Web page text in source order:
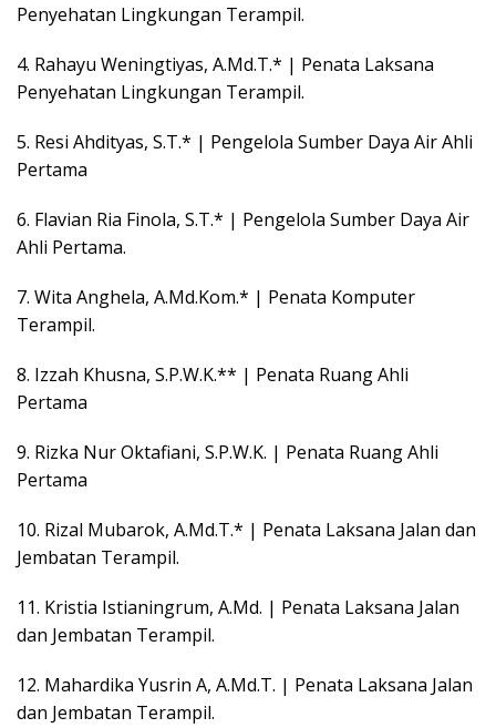
Penyehatan Lingkungan Terampil.
4. Rahayu Weningtiyas, A.Md.T.* | Penata Laksana
Penyehatan Lingkungan Terampil.
5. Resi Ahdityas, S.T.* | Pengelola Sumber Daya Air Ahli
Pertama
6. Flavian Ria Finola, S.T.* | Pengelola Sumber Daya Air
Ahli Pertama.
7. Wita Anghela, A.Md.Kom.* | Penata Komputer
Terampil.
8. Izzah Khusna, S.P.W.K.** | Penata Ruang Ahli
Pertama
9. Rizka Nur Oktafiani, S.P.W.K. | Penata Ruang Ahli
Pertama
10. Rizal Mubarok, A.Md.T.* | Penata Laksana Jalan dan
Jembatan Terampil.
11. Kristia Istianingrum, A.Md. | Penata Laksana Jalan
dan Jembatan Terampil.
12. Mahardika Yusrin A, A.Md.T. | Penata Laksana Jalan
dan Jembatan Terampil.